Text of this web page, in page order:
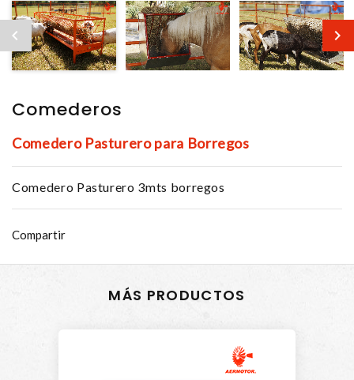
Comederos
Comedero Pasturero para Borregos
Comedero Pasturero 3mts borregos
Compartir
MÁS PRODUCTOS